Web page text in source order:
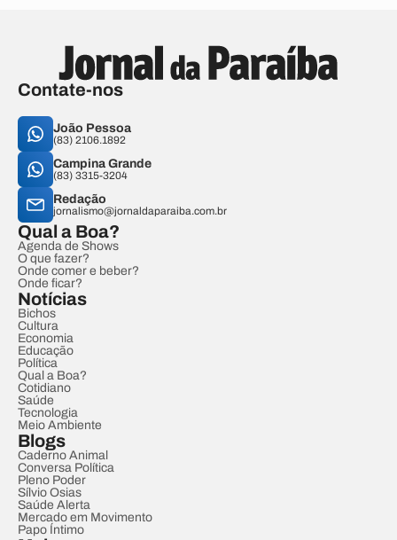
Contate-nos
João Pessoa
(83) 2106.1892
Campina Grande
(83) 3315-3204
Redação
jornalismo@jornaldaparaiba.com.br
Qual a Boa?
Agenda de Shows
O que fazer?
Onde comer e beber?
Onde ficar?
Notícias
Bichos
Cultura
Economia
Educação
Política
Qual a Boa?
Cotidiano
Saúde
Tecnologia
Meio Ambiente
Blogs
Caderno Animal
Conversa Política
Pleno Poder
Sílvio Osias
Saúde Alerta
Mercado em Movimento
Papo Íntimo